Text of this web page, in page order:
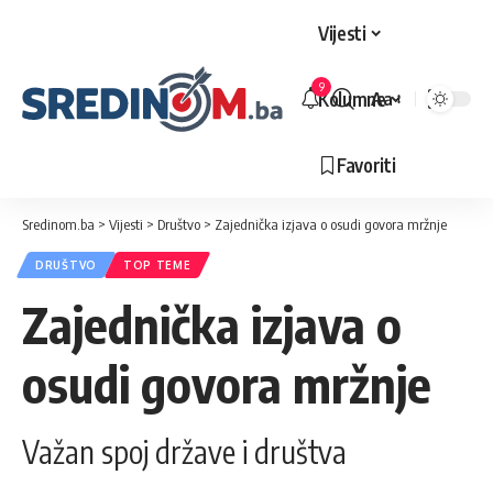
Vijesti
Kolumne
Favoriti
9
Veličina
Aa
Sredinom.ba > Vijesti > Društvo > Zajednička izjava o osudi govora mržnje
DRUŠTVO TOP TEME
Zajednička izjava o
osudi govora mržnje
Važan spoj države i društva